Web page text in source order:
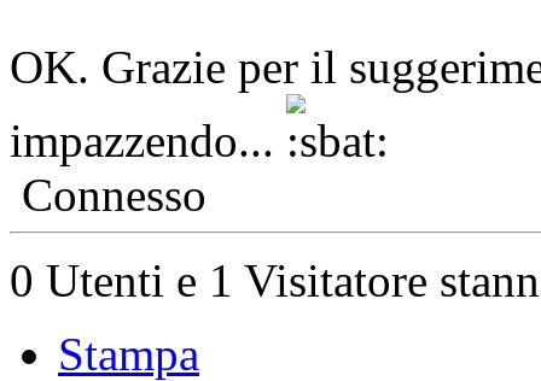
OK. Grazie per il
impazzendo...
Connesso
0 Utenti e 1 Visitatore
Stampa